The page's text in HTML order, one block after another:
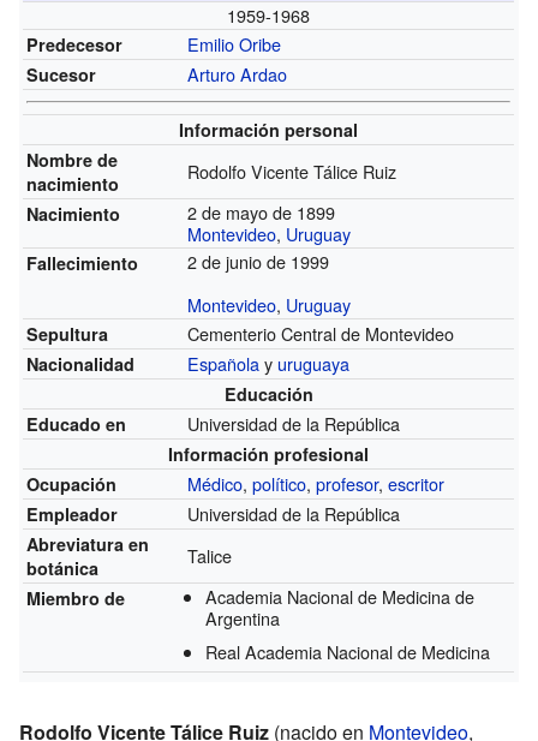
1959-1968
Predecesor Emilio Oribe
Sucesor Arturo Ardao
Información personal
Nombre de
nacimiento
Rodolfo Vicente Tálice Ruiz
Nacimiento
2 de mayo de 1899
Montevideo, Uruguay
Fallecimiento
2 de junio de 1999
Montevideo, Uruguay
Sepultura Cementerio Central de Montevideo
Nacionalidad Españolay uruguaya
Educación
Educado en
Universidad de la República
Información profesional
Ocupación
Médico,político,profesor,escritor
Empleador Universidad de la República
Abreviatura en
botánica
Talice
Miembro de
Academia Nacional de Medicina de
Argentina
Real Academia Nacional de Medicina
Rodolfo Vicente Tálice Ruiz (nacido en Montevideo,